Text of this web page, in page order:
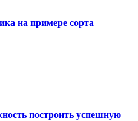
на примере сорта
построить успешную